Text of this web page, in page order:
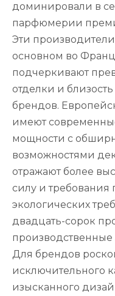
доминировали в
парфюмерии
Эти
основном во
подчеркивают
отделки и
брендов.
имеют
мощности с
возможностями
отражают более
силу и
экологических
двадцать-сорок
производственные
Для брендов
исключительного
изысканного